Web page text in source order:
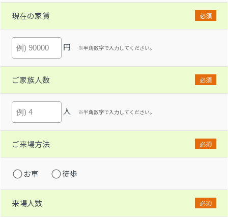
現在の家賃 必須
円 ※半角数字で入力してください。
ご家族人数 必須
人 ※半角数字で入力してください。
ご来場方法 必須
お車 徒歩
来場人数 必須